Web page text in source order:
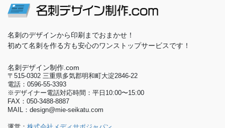
名刺のデザインから印刷までおまかせ！
初めて名刺を作る方も安心のワンストップサービスです！
名刺デザイン制作.com
〒515-0302 三重県多気郡明和町大淀2846-22
電話：0596-55-3393
※デザイナー電話対応時間：平日10:00〜15:00
FAX：050-3488-8887
MAIL：design@mie-seikatu.com